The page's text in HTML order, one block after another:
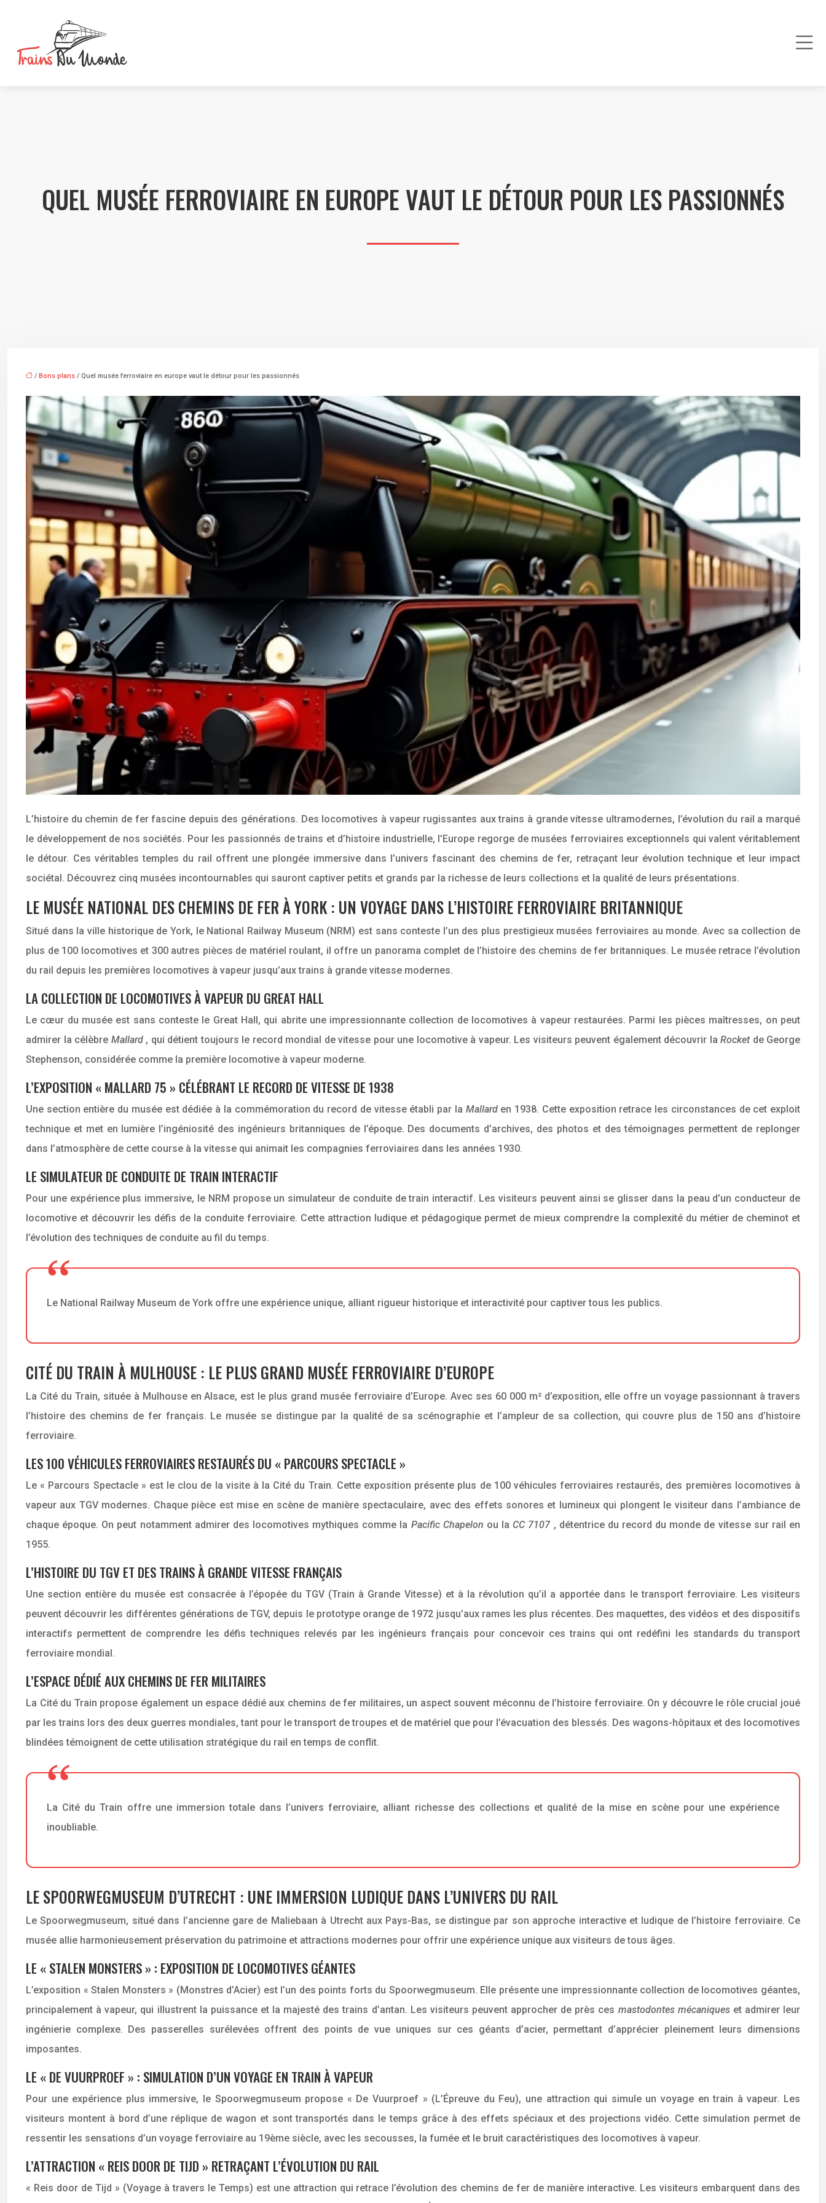
QUEL MUSÉE FERROVIAIRE EN EUROPE VAUT LE DÉTOUR POUR LES PASSIONNÉS
/ Bons plans / Quel musée ferroviaire en europe vaut le détour pour les passionnés
L’histoire du chemin de fer fascine depuis des générations. Des locomotives à vapeur rugissantes aux trains à grande vitesse ultramodernes, l’évolution du rail a marqué
le développement de nos sociétés. Pour les passionnés de trains et d’histoire industrielle, l’Europe regorge de musées ferroviaires exceptionnels qui valent véritablement
le détour. Ces véritables temples du rail offrent une plongée immersive dans l’univers fascinant des chemins de fer, retraçant leur évolution technique et leur impact
sociétal. Découvrez cinq musées incontournables qui sauront captiver petits et grands par la richesse de leurs collections et la qualité de leurs présentations.
LE MUSÉE NATIONAL DES CHEMINS DE FER À YORK : UN VOYAGE DANS L’HISTOIRE FERROVIAIRE BRITANNIQUE
Situé dans la ville historique de York, le National Railway Museum (NRM) est sans conteste l’un des plus prestigieux musées ferroviaires au monde. Avec sa collection de
plus de 100 locomotives et 300 autres pièces de matériel roulant, il offre un panorama complet de l’histoire des chemins de fer britanniques. Le musée retrace l’évolution
du rail depuis les premières locomotives à vapeur jusqu’aux trains à grande vitesse modernes.
LA COLLECTION DE LOCOMOTIVES À VAPEUR DU GREAT HALL
Le cœur du musée est sans conteste le Great Hall, qui abrite une impressionnante collection de locomotives à vapeur restaurées. Parmi les pièces maîtresses, on peut
admirer la célèbre Mallard , qui détient toujours le record mondial de vitesse pour une locomotive à vapeur. Les visiteurs peuvent également découvrir la Rocket de George
Stephenson, considérée comme la première locomotive à vapeur moderne.
L’EXPOSITION « MALLARD 75 » CÉLÉBRANT LE RECORD DE VITESSE DE 1938
Une section entière du musée est dédiée à la commémoration du record de vitesse établi par la Mallard en 1938. Cette exposition retrace les circonstances de cet exploit
technique et met en lumière l’ingéniosité des ingénieurs britanniques de l’époque. Des documents d’archives, des photos et des témoignages permettent de replonger
dans l’atmosphère de cette course à la vitesse qui animait les compagnies ferroviaires dans les années 1930.
LE SIMULATEUR DE CONDUITE DE TRAIN INTERACTIF
Pour une expérience plus immersive, le NRM propose un simulateur de conduite de train interactif. Les visiteurs peuvent ainsi se glisser dans la peau d’un conducteur de
locomotive et découvrir les défis de la conduite ferroviaire. Cette attraction ludique et pédagogique permet de mieux comprendre la complexité du métier de cheminot et
l’évolution des techniques de conduite au fil du temps.
Le National Railway Museum de York offre une expérience unique, alliant rigueur historique et interactivité pour captiver tous les publics.
CITÉ DU TRAIN À MULHOUSE : LE PLUS GRAND MUSÉE FERROVIAIRE D’EUROPE
La Cité du Train, située à Mulhouse en Alsace, est le plus grand musée ferroviaire d’Europe. Avec ses 60 000 m² d’exposition, elle offre un voyage passionnant à travers
l’histoire des chemins de fer français. Le musée se distingue par la qualité de sa scénographie et l’ampleur de sa collection, qui couvre plus de 150 ans d’histoire
ferroviaire.
LES 100 VÉHICULES FERROVIAIRES RESTAURÉS DU « PARCOURS SPECTACLE »
Le « Parcours Spectacle » est le clou de la visite à la Cité du Train. Cette exposition présente plus de 100 véhicules ferroviaires restaurés, des premières locomotives à
vapeur aux TGV modernes. Chaque pièce est mise en scène de manière spectaculaire, avec des effets sonores et lumineux qui plongent le visiteur dans l’ambiance de
chaque époque. On peut notamment admirer des locomotives mythiques comme la Pacific Chapelon ou la CC 7107 , détentrice du record du monde de vitesse sur rail en
1955.
L’HISTOIRE DU TGV ET DES TRAINS À GRANDE VITESSE FRANÇAIS
Une section entière du musée est consacrée à l’épopée du TGV (Train à Grande Vitesse) et à la révolution qu’il a apportée dans le transport ferroviaire. Les visiteurs
peuvent découvrir les différentes générations de TGV, depuis le prototype orange de 1972 jusqu’aux rames les plus récentes. Des maquettes, des vidéos et des dispositifs
interactifs permettent de comprendre les défis techniques relevés par les ingénieurs français pour concevoir ces trains qui ont redéfini les standards du transport
ferroviaire mondial.
L’ESPACE DÉDIÉ AUX CHEMINS DE FER MILITAIRES
La Cité du Train propose également un espace dédié aux chemins de fer militaires, un aspect souvent méconnu de l’histoire ferroviaire. On y découvre le rôle crucial joué
par les trains lors des deux guerres mondiales, tant pour le transport de troupes et de matériel que pour l’évacuation des blessés. Des wagons-hôpitaux et des locomotives
blindées témoignent de cette utilisation stratégique du rail en temps de conflit.
La Cité du Train offre une immersion totale dans l’univers ferroviaire, alliant richesse des collections et qualité de la mise en scène pour une expérience
inoubliable.
LE SPOORWEGMUSEUM D’UTRECHT : UNE IMMERSION LUDIQUE DANS L’UNIVERS DU RAIL
Le Spoorwegmuseum, situé dans l’ancienne gare de Maliebaan à Utrecht aux Pays-Bas, se distingue par son approche interactive et ludique de l’histoire ferroviaire. Ce
musée allie harmonieusement préservation du patrimoine et attractions modernes pour offrir une expérience unique aux visiteurs de tous âges.
LE « STALEN MONSTERS » : EXPOSITION DE LOCOMOTIVES GÉANTES
L’exposition « Stalen Monsters » (Monstres d’Acier) est l’un des points forts du Spoorwegmuseum. Elle présente une impressionnante collection de locomotives géantes,
principalement à vapeur, qui illustrent la puissance et la majesté des trains d’antan. Les visiteurs peuvent approcher de près ces mastodontes mécaniques et admirer leur
ingénierie complexe. Des passerelles surélevées offrent des points de vue uniques sur ces géants d’acier, permettant d’apprécier pleinement leurs dimensions
imposantes.
LE « DE VUURPROEF » : SIMULATION D’UN VOYAGE EN TRAIN À VAPEUR
Pour une expérience plus immersive, le Spoorwegmuseum propose « De Vuurproef » (L’Épreuve du Feu), une attraction qui simule un voyage en train à vapeur. Les
visiteurs montent à bord d’une réplique de wagon et sont transportés dans le temps grâce à des effets spéciaux et des projections vidéo. Cette simulation permet de
ressentir les sensations d’un voyage ferroviaire au 19ème siècle, avec les secousses, la fumée et le bruit caractéristiques des locomotives à vapeur.
L’ATTRACTION « REIS DOOR DE TIJD » RETRAÇANT L’ÉVOLUTION DU RAIL
« Reis door de Tijd » (Voyage à travers le Temps) est une attraction qui retrace l’évolution des chemins de fer de manière interactive. Les visiteurs embarquent dans des